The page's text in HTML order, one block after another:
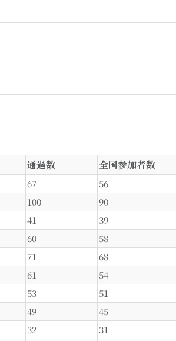
通過数 全国参加者数
67
56
100
90
41
39
60
58
71
68
61
54
53
51
49
45
32
31